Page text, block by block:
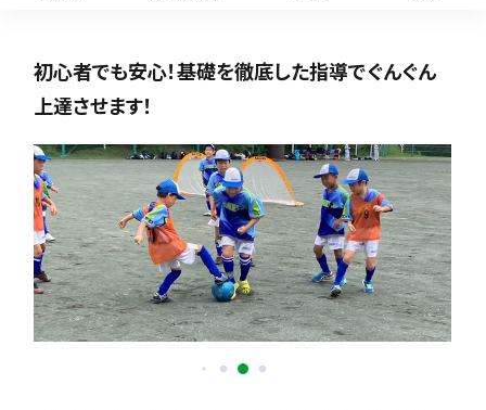
初心者でも安心！基礎を徹底した指導でぐんぐん
上達させます！